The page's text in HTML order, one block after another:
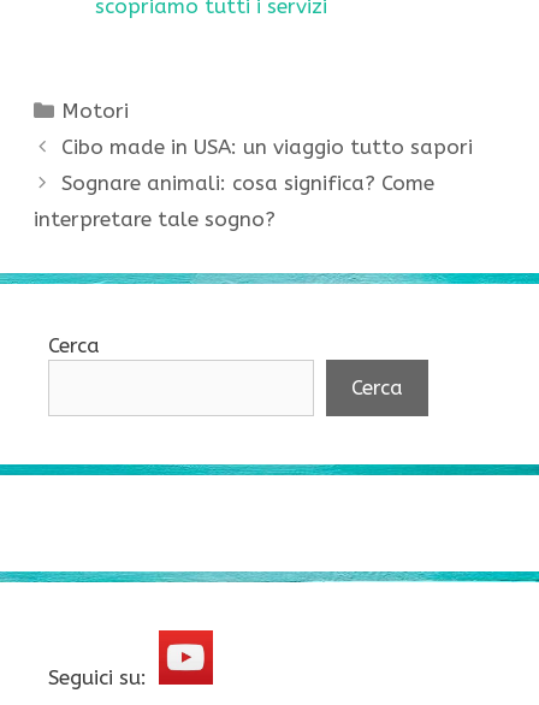
scopriamo tutti i servizi
Categorie
Motori
Cibo made in USA: un viaggio tutto sapori
Sognare animali: cosa significa? Come
interpretare tale sogno?
Cerca
Cerca
Seguici su: